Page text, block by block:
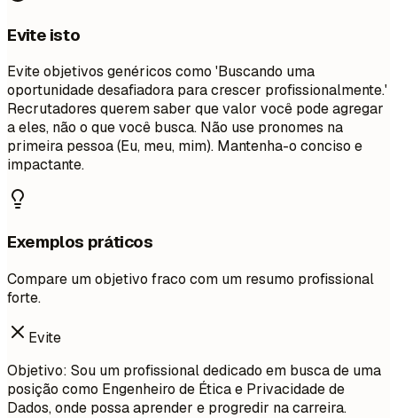
Evite isto
Evite objetivos genéricos como 'Buscando uma
oportunidade desafiadora para crescer profissionalmente.'
Recrutadores querem saber que valor você pode agregar
a eles, não o que você busca. Não use pronomes na
primeira pessoa (Eu, meu, mim). Mantenha-o conciso e
impactante.
Exemplos práticos
Compare um objetivo fraco com um resumo profissional
forte.
Evite
Objetivo: Sou um profissional dedicado em busca de uma
posição como Engenheiro de Ética e Privacidade de
Dados, onde possa aprender e progredir na carreira.